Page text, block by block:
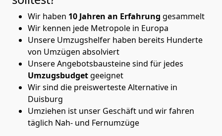
Wir haben 10 Jahren an Erfahrung gesammelt
Wir kennen jede Metropole in Europa
Unsere Umzugshelfer haben bereits Hunderte
von Umzügen absolviert
Unsere Angebotsbausteine sind für jedes
Umzugsbudgetgeeignet
Wir sind die preiswerteste Alternative in
Duisburg
Umziehen ist unser Geschäft und wir fahren
täglich Nah- und Fernumzüge